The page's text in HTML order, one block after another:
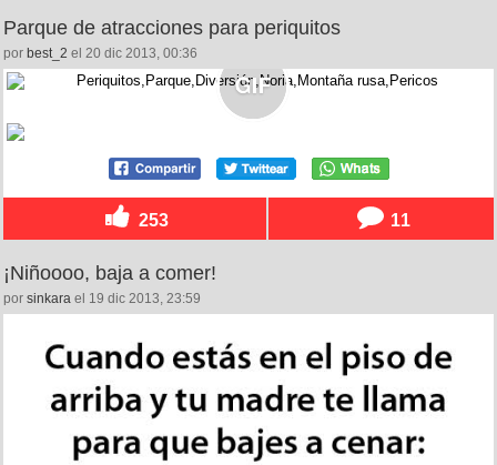
Parque de atracciones para periquitos
por best_2 el 20 dic 2013, 00:36
253 11
¡Niñoooo, baja a comer!
por sinkara el 19 dic 2013, 23:59